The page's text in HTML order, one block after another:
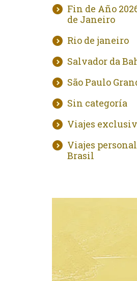
Fin de Año
de Janeiro
Rio de janeiro
Salvador da
São Paulo
Sin categoría
Viajes
Viajes
Brasil